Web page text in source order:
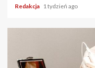
Redakcja 1 tydzień ago